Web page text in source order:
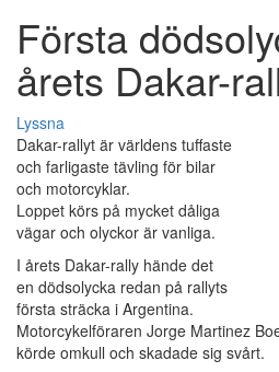
Första
årets Dakar-
Lyssna
Dakar-rallyt är världens tuffaste
och farligaste tävling för bilar
och motorcyklar.
Loppet körs på mycket dåliga
vägar och olyckor är vanliga.
I årets Dakar-rally hände det
en dödsolycka redan på rallyts
första sträcka i Argentina.
Motorcykelföraren Jorge Martinez
körde omkull och skadade sig svårt.